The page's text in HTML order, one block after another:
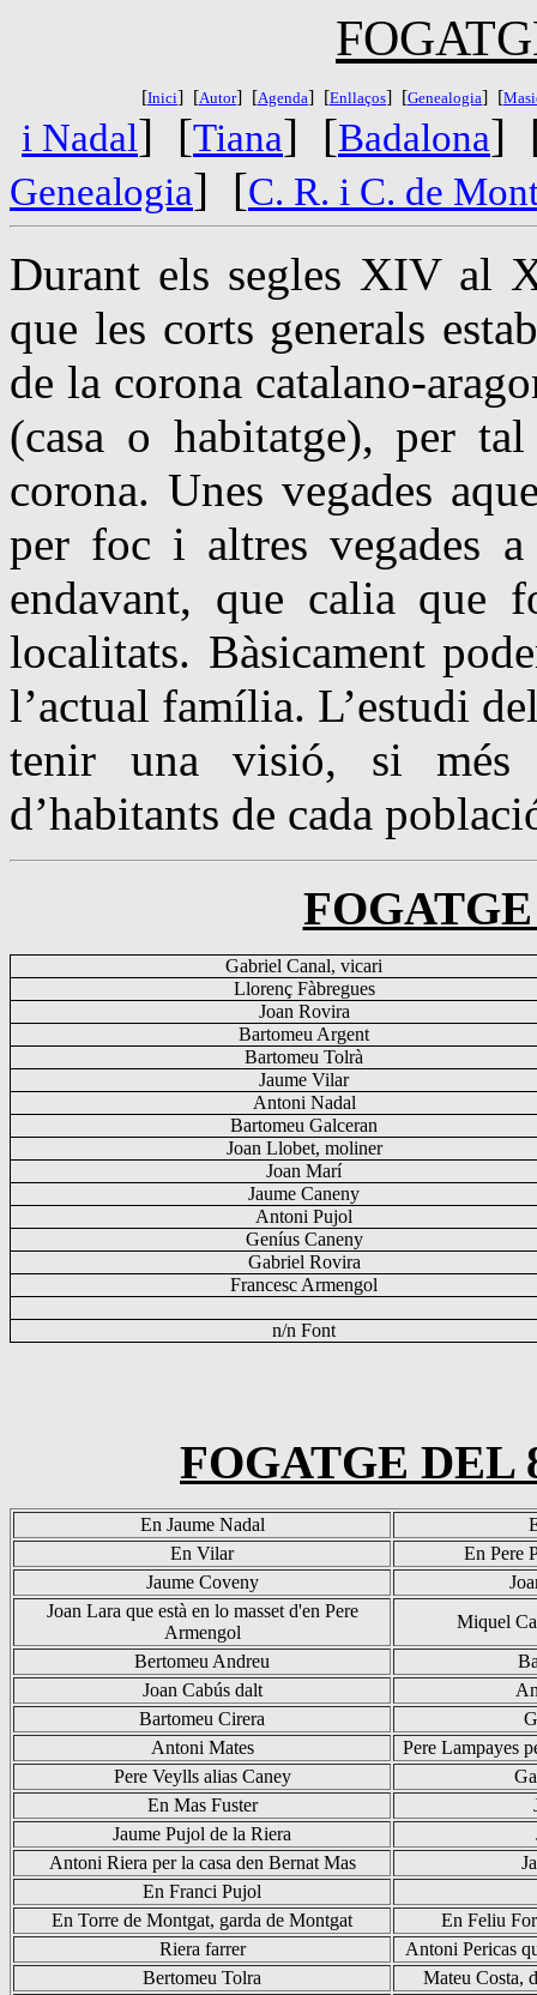
[Inici] [Autor] [Agenda] [Enllaços] [Genealogia] [
i Nadal] [Tiana] [Badalona]
Genealogia] [C. R. i C. de
Durant els segles XIV al
que les corts generals
de la corona catalano-
(casa o habitatge), per
corona. Unes vegades
per foc i altres vegades
endavant, que calia que
localitats. Bàsicament
l’actual família. L’estudi
tenir una visió, si més
d’habitants de cada
Gabriel Canal, vicari
Llorenç Fàbregues
Joan Rovira
Bartomeu Argent
Bartomeu Tolrà
Jaume Vilar
Antoni Nadal
Bartomeu Galceran
Joan Llobet, moliner
Joan Marí
Jaume Caneny
Antoni Pujol
Geníus Caneny
Gabriel Rovira
Francesc Armengol
n/n Font
FOGATGE DEL
En Jaume Nadal
En Vilar
En Pere
Jaume Coveny
Joan Lara que està en lo massetd'en Pere
Armengol
Miquel
Bertomeu Andreu
Joan Cabúsdalt
Bartomeu Cirera
Antoni Mates
Pere Lampayes
Pere Veylls alias Caney
En Mas Fuster
Jaume Pujol de la Riera
Antoni Riera per la casa den Bernat Mas
En Franci Pujol
En Torre de Montgat, garda de Montgat
En Feliu
Riera farrer Antoni Pericas
Bertomeu Tolra
Mateu Costa,